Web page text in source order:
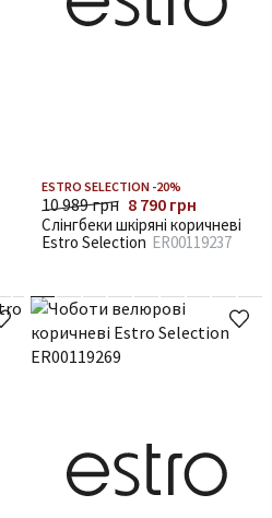
ESTRO SELECTION -20%
10 989 грн 8 790 грн
Слінгбеки шкіряні коричневі
Estro Selection ER00119237